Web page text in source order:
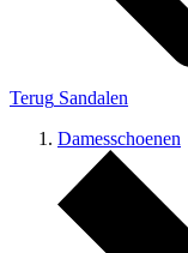
Terug Sandalen
Damesschoenen